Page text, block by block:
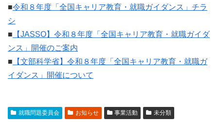
■令和８年度「全国キャリア教育・就職ガイダンス」チラ
シ
■ 【JASSO】令和８年度「全国キャリア教育・就職ガイダ
ンス」開催のご案内
■ 【文部科学省】令和８年度「全国キャリア教育・就職ガ
イダンス」開催について
就職問題委員会 お知らせ 事業活動 未分類